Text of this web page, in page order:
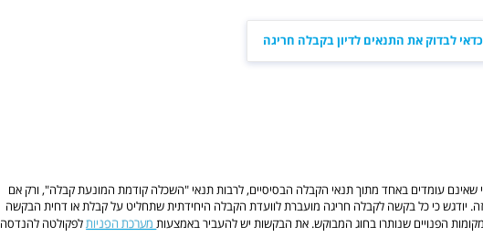
לבדוק את התנאים לדיון בקבלה חריגה
שאינם עומדים באחד מתוך תנאי הקבלה הבסיסיים, לרבות תנאי "השכלה קודמת המונעת קבלה", ורק אם
יודגש כי כל בקשה לקבלה חריגה מועברת לוועדת הקבלה היחידתית שתחליט על קבלת או דחית הבקשה
הפנויים שנותרו בחוג המבוקש. את הבקשות יש להעביר באמצעותמערכת הפניותלפקולטה להנדסה